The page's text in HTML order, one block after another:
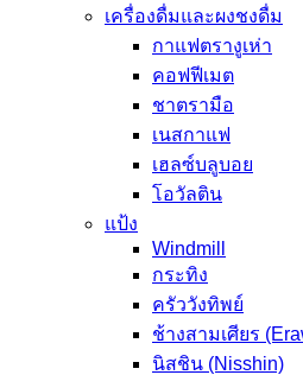
เครื่องดื่มและผงชงดื่ม
กาแฟตรางูเห่า
คอฟฟีเมต
ชาตรามือ
เนสกาแฟ
เฮลซ์บลูบอย
โอวัลติน
แป้ง
Windmill
กระทิง
ครัววังทิพย์
ช้างสามเศียร
นิสชิน (Nisshin)